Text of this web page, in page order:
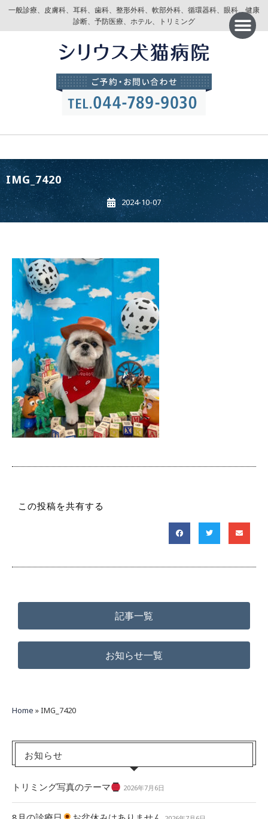
一般診療、皮膚科、耳科、歯科、整形外科、軟部外科、循環器科、眼科、健康
診断、予防医療、ホテル、トリミング
IMG_7420
2024-10-07
この投稿を共有する
記事一覧
お知らせ一覧
Home »IMG_7420
お知らせ
トリミング写真のテーマ 2026年7月6日